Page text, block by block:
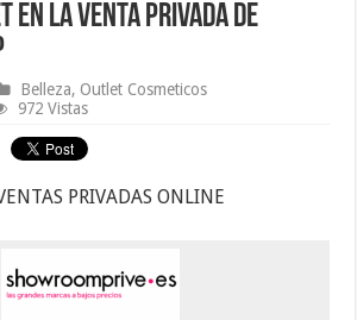
en la venta privada de
Belleza, Outlet Cosmeticos
972 Vistas
PRIVADAS ONLINE